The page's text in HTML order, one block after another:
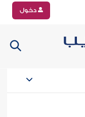
دخول